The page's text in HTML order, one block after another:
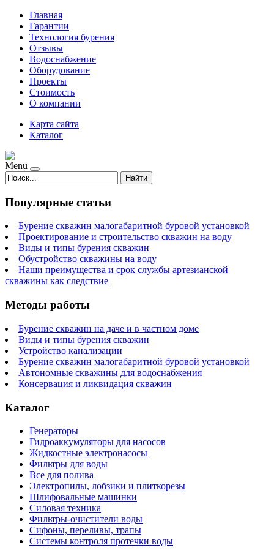
Главная
Гарантии
Технология бурения
Отзывы
Водоснабжение
Оборудование
Проекты
Стоимость
О компании
Карта сайта
Каталог
Menu
Найти
Популярные статьи
Бурение скважин малогабаритной буровой установкой
Проектирование и строительство скважин на воду
Виды и типы бурения скважин
Обустройство скважины на воду
Наши преимущества и срок службы артезианской
скважины как следствие
Методы работы
Бурение скважин на даче и в частном доме
Виды и типы бурения скважин
Устройство канализации
Бурение скважин малогабаритной буровой установкой
Автономные скважины для водоснабжения
Консервация и ликвидация скважин
Каталог
Генераторы
Гидроаккумуляторы для насосов
Жидкостные электронасосы
Фильтры для воды
Все для полива
Электропилы, лобзики и плиткорезы
Шлифовальные машинки
Силовая техника
Фильтры-очистители воды
Сифоны, переливы, трапы
Системы контроля протечки воды